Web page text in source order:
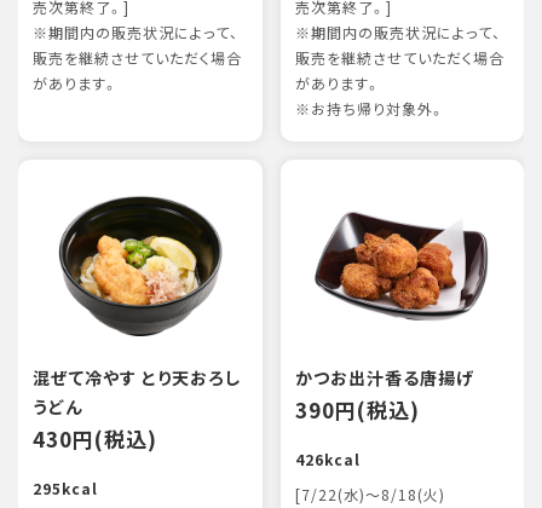
売次第終了。]
※期間内の販売状況によって、
販売を継続させていただく場合
があります。
売次第終了。]
※期間内の販売状況によって、
販売を継続させていただく場合
があります。
※お持ち帰り対象外。
混ぜて冷やす とり天おろし
うどん
430円(税込)
295kcal
かつお出汁香る唐揚げ
390円(税込)
426kcal
[7/22(水)～8/18(火)